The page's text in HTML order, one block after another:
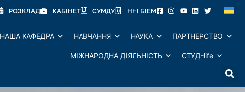
РОЗКЛАД КАБІНЕТ СУМДУ ННІ БІЕМ
НАША КАФЕДРА НАВЧАННЯ НАУКА ПАРТНЕРСТВО
МІЖНАРОДНА ДІЯЛЬНІСТЬ СТУД-life